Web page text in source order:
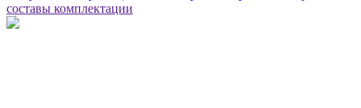
составы комплектации